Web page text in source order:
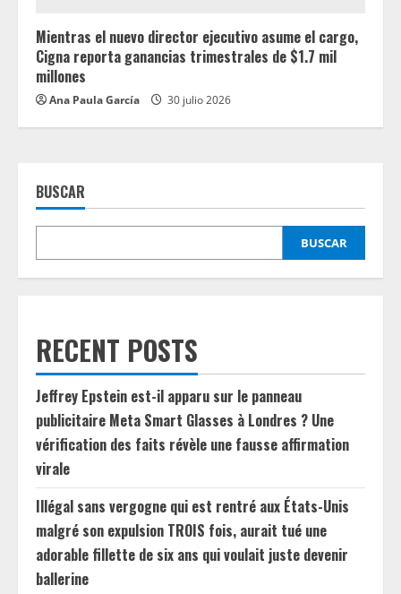
Mientras el nuevo director ejecutivo asume el cargo,
Cigna reporta ganancias trimestrales de $1.7 mil
millones
Ana Paula García 30 julio 2026
BUSCAR
BUSCAR
RECENT POSTS
Jeffrey Epstein est-il apparu sur le panneau
publicitaire Meta Smart Glasses à Londres ? Une
vérification des faits révèle une fausse affirmation
virale
Illégal sans vergogne qui est rentré aux États-Unis
malgré son expulsion TROIS fois, aurait tué une
adorable fillette de six ans qui voulait juste devenir
ballerine